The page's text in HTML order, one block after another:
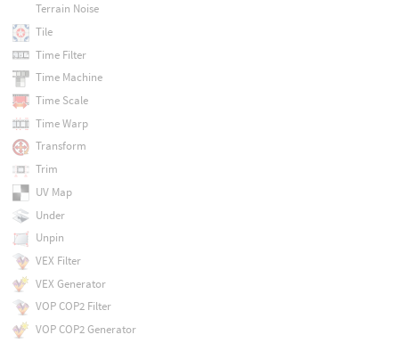
Terrain Noise
Tile
Time Filter
Time Machine
Time Scale
Time Warp
Transform
Trim
UV Map
Under
Unpin
VEX Filter
VEX Generator
VOP COP2 Filter
VOP COP2 Generator